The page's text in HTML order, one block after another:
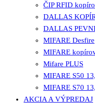
ČIP RFID
DALLAS
DALLAS
MIFARE Desfire
MIFARE
Mifare PLUS
MIFARE S50
MIFARE S70
AKCIA A VÝPREDAJ